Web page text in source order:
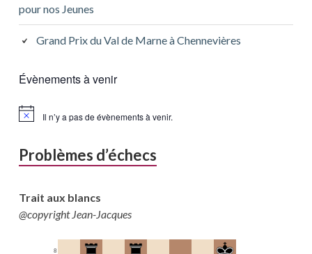
pour nos Jeunes
Grand Prix du Val de Marne à Chennevières
Évènements à venir
Il n’y a pas de évènements à venir.
Problèmes d’échecs
Trait aux blancs
@copyright Jean-Jacques
8